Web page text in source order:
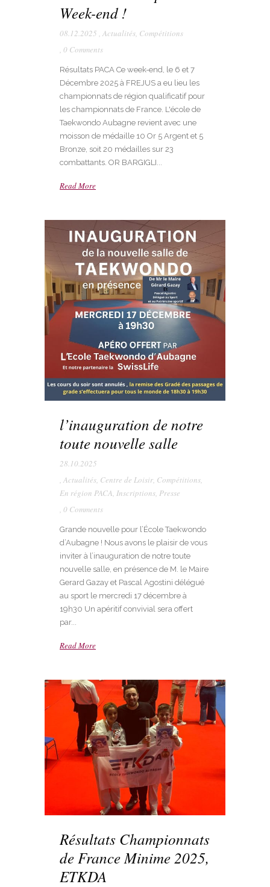
Week-end !
08.12.2025 , Actualités, Compétitions
, 0 Comments
Résultats PACA Ce week-end, le 6 et 7
Décembre 2025 à FREJUS a eu lieu les
championnats de région qualificatif pour
les championnats de France. L'école de
Taekwondo Aubagne revient avec une
moisson de médaille 10 Or 5 Argent et 5
Bronze, soit 20 médailles sur 23
combattants. OR BARGIGLI...
Read More
l’inauguration de notre
toute nouvelle salle
28.10.2025
, Actualités, Centre de Loisir, Compétitions,
En région PACA, Inscriptions, Presse
, 0 Comments
Grande nouvelle pour l’École Taekwondo
d’Aubagne ! Nous avons le plaisir de vous
inviter à l’inauguration de notre toute
nouvelle salle, en présence de M. le Maire
Gerard Gazay et Pascal Agostini délégué
au sport le mercredi 17 décembre à
19h30 Un apéritif convivial sera offert
par...
Read More
Résultats Championnats
de France Minime 2025,
ETKDA